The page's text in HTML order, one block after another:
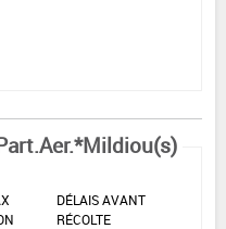
DÉLAIS AVANT
RÉCOLTE